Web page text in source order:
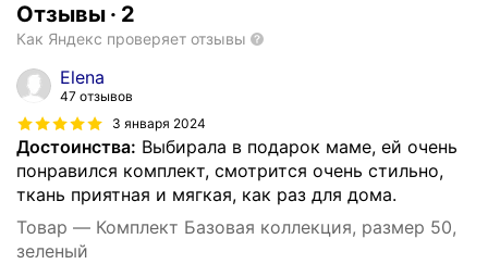
Отзывы · 2
Как Яндекс проверяет отзывы
Elena
47 отзывов
3 января 2024
Достоинства: Выбирала в подарок маме, ей очень
понравился комплект, смотрится очень стильно,
ткань приятная и мягкая, как раз для дома.
Товар — Комплект Базовая коллекция, размер 50,
зеленый